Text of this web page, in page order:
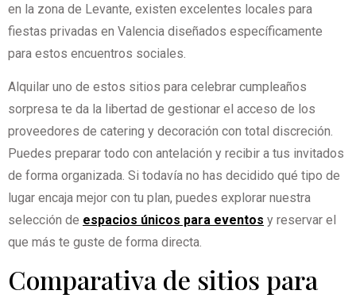
en la zona de Levante, existen excelentes locales para
fiestas privadas en Valencia diseñados específicamente
para estos encuentros sociales.
Alquilar uno de estos sitios para celebrar cumpleaños
sorpresa te da la libertad de gestionar el acceso de los
proveedores de catering y decoración con total discreción.
Puedes preparar todo con antelación y recibir a tus invitados
de forma organizada. Si todavía no has decidido qué tipo de
lugar encaja mejor con tu plan, puedes explorar nuestra
selección de espacios únicos para eventos y reservar el
que más te guste de forma directa.
Comparativa de sitios para